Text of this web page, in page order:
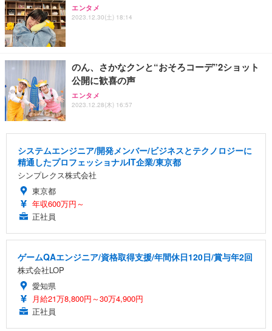
エンタメ
2023.12.30(土) 18:14
のん、さかなクンと“おそろコーデ”2ショット
公開に歓喜の声
エンタメ
2023.12.28(木) 16:57
システムエンジニア/開発メンバー/ビジネスとテクノロジーに
精通したプロフェッショナルIT企業/東京都
シンプレクス株式会社
東京都
年収600万円～
正社員
ゲームQAエンジニア/資格取得支援/年間休日120日/賞与年2回
株式会社LOP
愛知県
月給21万8,800円～30万4,900円
正社員